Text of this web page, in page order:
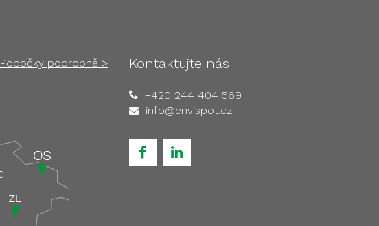
Pobočky podrobně > Kontaktujte nás
+420 244 404 569
info@envispot.cz